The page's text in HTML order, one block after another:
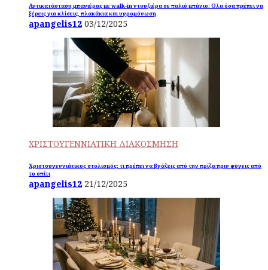
Αντικατάσταση μπανιέρας με walk-in ντουζιέρα σε παλιό μπάνιο: Ολα όσα πρέπει να
ξέρεις για κλίσεις, πλακάκια και υγρομόνωση
apangelis12 03/12/2025
ΧΡΙΣΤΟΥΓΕΝΝΙΑΤΙΚΗ ΔΙΑΚΟΣΜΗΣΗ
Χριστουγεννιάτικος στολισμός: τι πρέπει να βγάζεις από την πρίζα πριν φύγεις από
το σπίτι
apangelis12 21/12/2025